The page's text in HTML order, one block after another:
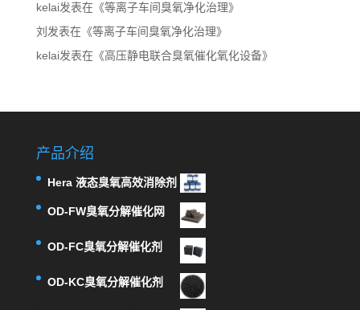
kelai发表在《等离子车间臭氧净化治理》
刘 发表在《等离子车间臭氧净化治理》
kelai发表在《高压静电联合臭氧催化氧化设备》
产品介绍
Hera 液态臭氧高效消除剂
OD-FW臭氧分解催化网
OD-FC臭氧分解催化剂
OD-KC臭氧分解催化剂